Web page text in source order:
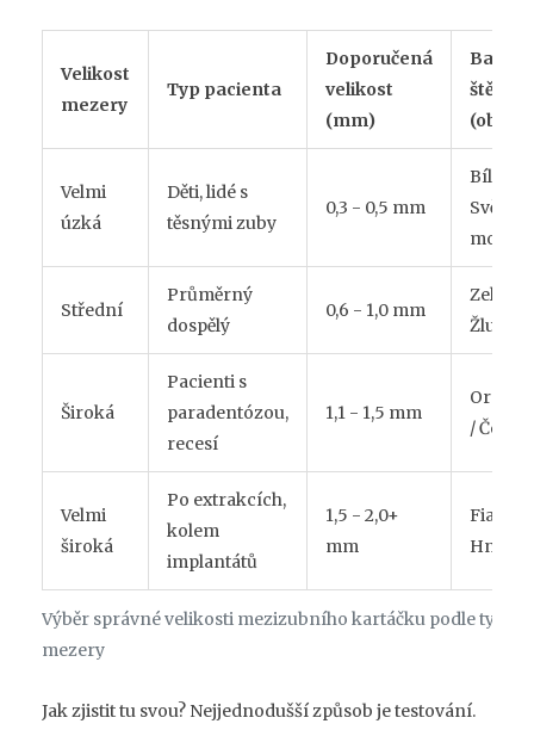
Výběr správné velikosti mezizubního kartáčku podle typu
mezery
Velikost
mezery
Typ pacienta
Doporučená
velikost
(mm)
Barva
štětiny
Velmi
úzká
Děti, lidé s
těsnými zuby
0,3 - 0,5 mm
Bílá /
Světle
modrá
Střední
Průměrný
dospělý
0,6 - 1,0 mm
Zelená /
Žlutá
Široká
Pacienti s
paradentózou,
recesí
1,1 - 1,5 mm
/
Velmi
široká
Po extrakcích,
kolem
implantátů
1,5 - 2,0+
mm
Fialová
Hnědá
Jak zjistit tu svou? Nejjednodušší způsob je testování.